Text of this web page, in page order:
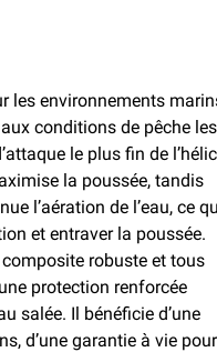
les environnements
conditions de pêche les
le plus fin de
la poussée, tandis
l’aération de l’eau, ce
et entraver la poussée.
composite robuste et tous
protection renforcée
salée. Il bénéficie d’une
d’une garantie à vie pour